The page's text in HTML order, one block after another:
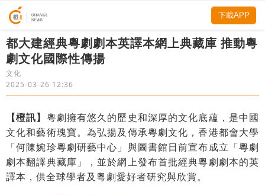
都大建經典粵劇劇本英譯本網上典藏庫 推動粵
劇文化國際性傳揚
文化
2025-03-26 12:36
【橙訊】 粵劇擁有悠久的歷史和深厚的文化底蘊，是中國
文化和藝術瑰寶。為弘揚及傳承粵劇文化，香港都會大學
「何陳婉珍粵劇研藝中心」與圖書館日前宣布成立「粵劇
劇本翻譯典藏庫」，並於網上發布首批經典粵劇劇本的英
譯本，供全球學者及粵劇愛好者研究與欣賞。
下載APP